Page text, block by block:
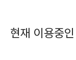
현재 이용중